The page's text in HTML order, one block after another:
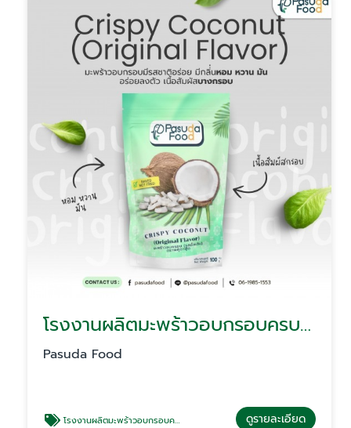
โรงงานผลิตมะพร้าวอบกรอบครบวงจร
Pasuda Food
โรงงานผลิตมะพร้าวอบกรอบครบวงจร ดูรายละเอียด